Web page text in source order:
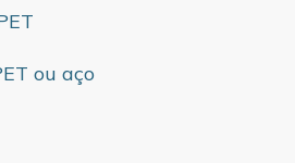
ou aço